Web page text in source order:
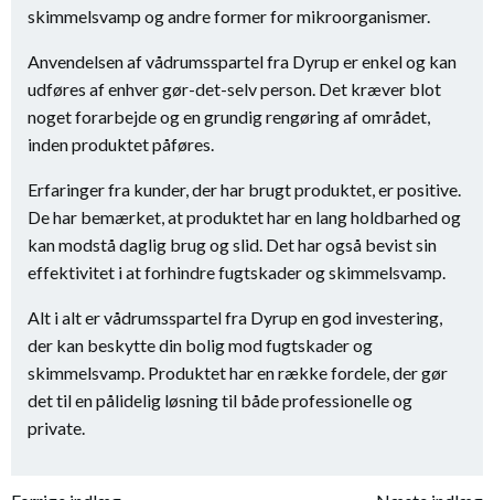
skimmelsvamp og andre former for mikroorganismer.
Anvendelsen af vådrumsspartel fra Dyrup er enkel og kan
udføres af enhver gør-det-selv person. Det kræver blot
noget forarbejde og en grundig rengøring af området,
inden produktet påføres.
Erfaringer fra kunder, der har brugt produktet, er positive.
De har bemærket, at produktet har en lang holdbarhed og
kan modstå daglig brug og slid. Det har også bevist sin
effektivitet i at forhindre fugtskader og skimmelsvamp.
Alt i alt er vådrumsspartel fra Dyrup en god investering,
der kan beskytte din bolig mod fugtskader og
skimmelsvamp. Produktet har en række fordele, der gør
det til en pålidelig løsning til både professionelle og
private.